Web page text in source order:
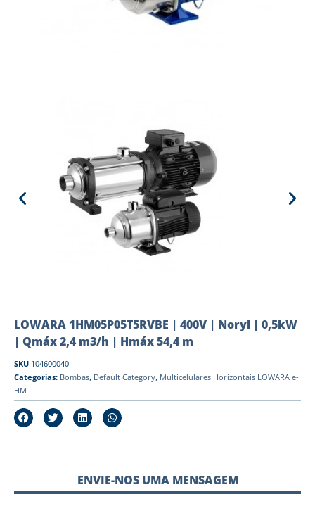
LOWARA 1HM05P05T5RVBE | 400V | Noryl | 0,5kW
| Qmáx 2,4 m3/h | Hmáx 54,4 m
SKU 104600040
Categorias: Bombas, Default Category, Multicelulares Horizontais LOWARA e-
HM
ENVIE-NOS UMA MENSAGEM